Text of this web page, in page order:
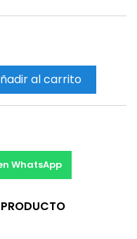
al carrito
WhatsApp
PRODUCTO